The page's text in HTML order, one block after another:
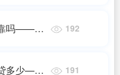
吗——正
192
多少——
191